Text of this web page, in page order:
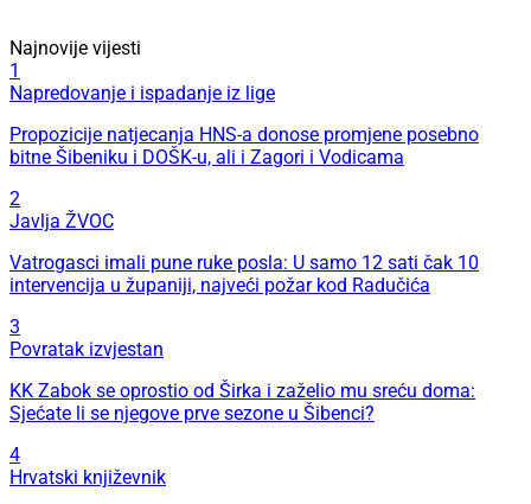
Najnovije vijesti
1
Napredovanje i ispadanje iz lige
Propozicije natjecanja HNS-a donose promjene posebno
bitne Šibeniku i DOŠK-u, ali i Zagori i Vodicama
2
Javlja ŽVOC
Vatrogasci imali pune ruke posla: U samo 12 sati čak 10
intervencija u županiji, najveći požar kod Radučića
3
Povratak izvjestan
KK Zabok se oprostio od Širka i zaželio mu sreću doma:
Sjećate li se njegove prve sezone u Šibenci?
4
Hrvatski književnik